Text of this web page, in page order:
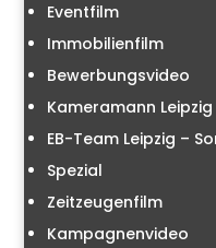
Eventfilm
Immobilienfilm
Bewerbungsvideo
Kameramann Leipzig
EB-Team Leipzig –
Spezial
Zeitzeugenfilm
Kampagnenvideo